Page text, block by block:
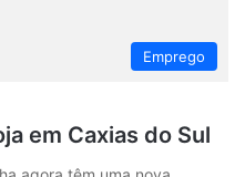
Emprego
em Caxias do Sul